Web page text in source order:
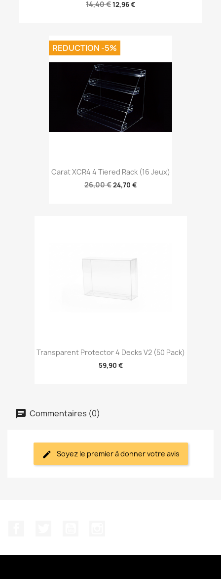
14,40 €12,96 €
Carat XCR4 4 Tiered Rack (16 Jeux)
26,00 €24,70 €
REDUCTION -5%
Transparent Protector 4 Decks V2 (50 Pack)
59,90 €
Commentaires (0)
Soyez le premier à donner votre avis